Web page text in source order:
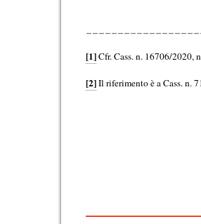
[1]Cfr. Cass. n. 16706/2020,
[2]Il riferimento è a Cass. n.